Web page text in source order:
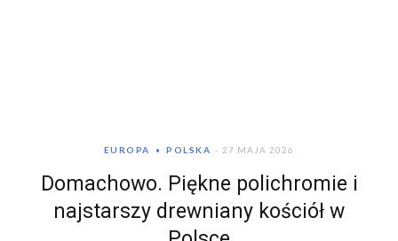
EUROPA POLSKA 27 MAJA 2026
Domachowo. Piękne polichromie i
najstarszy drewniany kościół w